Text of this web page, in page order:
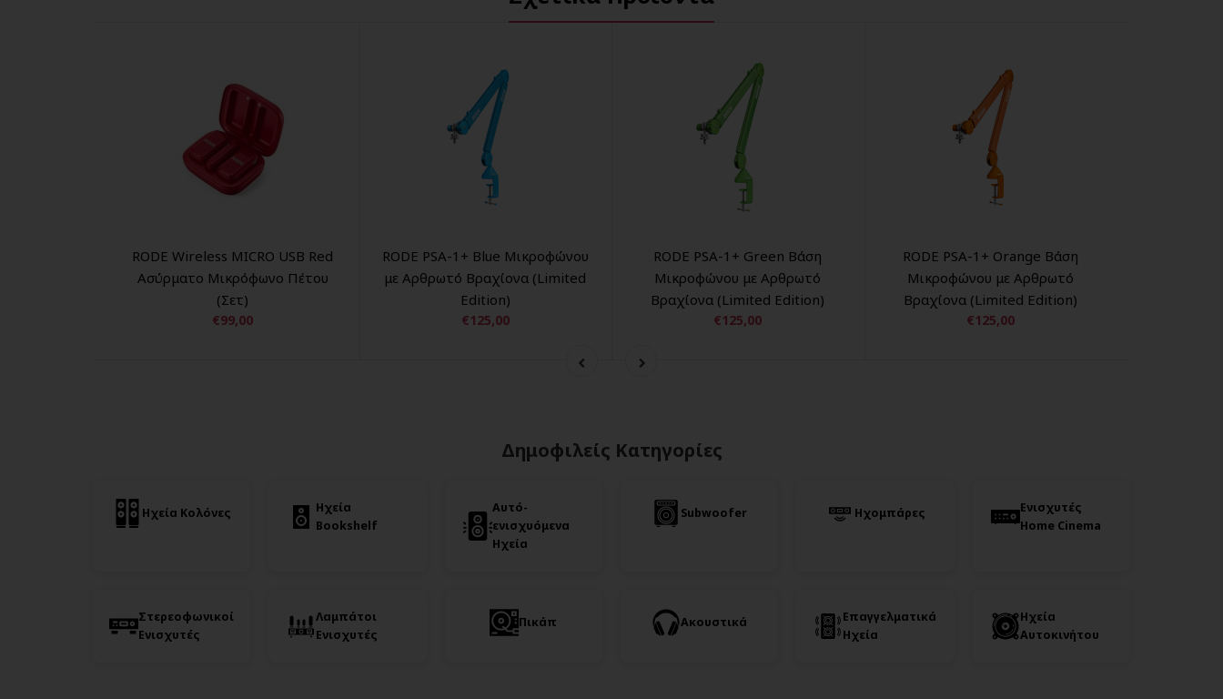
RODE Wireless MICRO USB Red
Ασύρματο Μικρόφωνο Πέτου
(Σετ)
€99,00
RODE PSA-1+ Blue Μικροφώνου
με Αρθρωτό Βραχίονα (Limited
Edition)
€125,00
RODE PSA-1+ Green Βάση
Μικροφώνου με Αρθρωτό
Βραχίονα (Limited Edition)
€125,00
RODE PSA-1+ Orange Βάση
Μικροφώνου με Αρθρωτό
Βραχίονα (Limited Edition)
€125,00
Δημοφιλείς Κατηγορίες
Ηχεία Κολόνες
Ηχεία
Bookshelf
Αυτό-
ενισχυόμενα
Ηχεία
Subwoofer Ηχομπάρες
Ενισχυτές
Home Cinema
Στερεοφωνικοί
Ενισχυτές
Λαμπάτοι
Ενισχυτές
Πικάπ Ακουστικά
Επαγγελματικά
Ηχεία
Ηχεία
Αυτοκινήτου